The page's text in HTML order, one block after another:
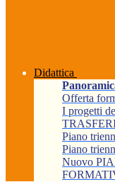
Didattica
Offerta
I progetti
Piano
Piano
Nuovo